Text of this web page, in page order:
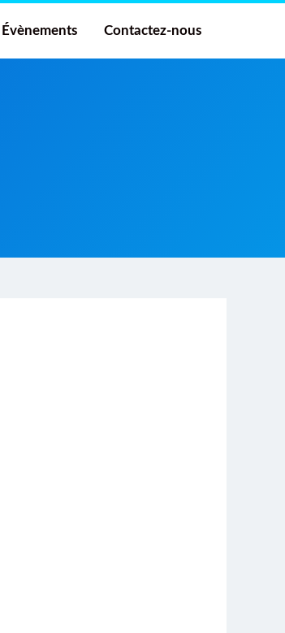
Évènements Contactez-nous